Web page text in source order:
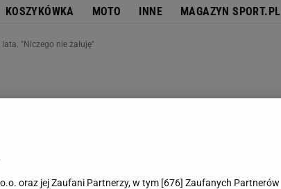
KOSZYKÓWKA MOTO INNE MAGAZYN SPORT.PL
"Niczego nie żałuję"
oraz jej Zaufani Partnerzy, w tym [676] Zaufanych Partnerów